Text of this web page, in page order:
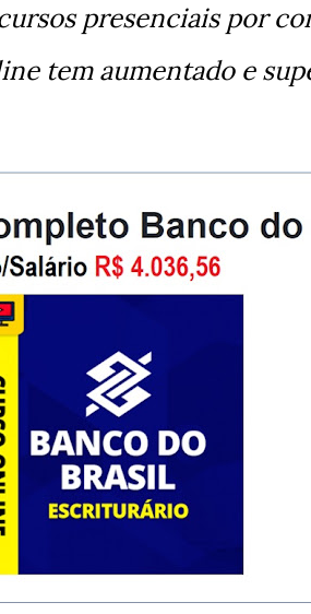
presenciais por
tem aumentado e